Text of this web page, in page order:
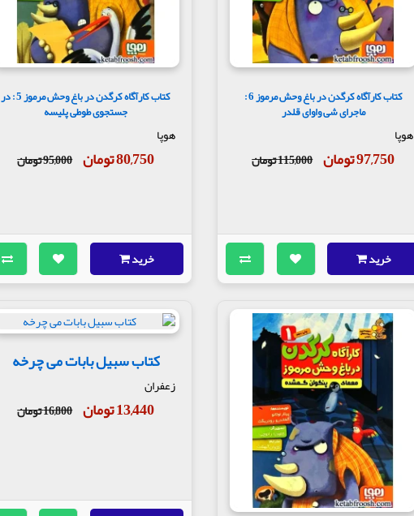
کتاب کارآگاه کرگدن در باغ وحش مرموز 6 :
ماجرای شی واوای قلدر
هوپا
97,750 تومان 115,000 تومان
خرید
کتاب کارآگاه کرگدن در باغ وحش مرموز 5 : در
جستجوی طوطی پلیسه
هوپا
80,750 تومان 95,000 تومان
خرید
کتاب سبیل بابات می چرخه
زعفران
13,440 تومان 16,800 تومان